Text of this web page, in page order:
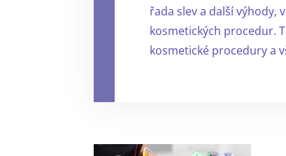
řada slev a další výhody,
kosmetických procedur.
kosmetické procedury a